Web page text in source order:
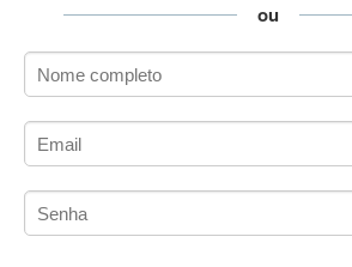
ADK
Administração Acadêmica
Administração de Artistas e Repertórios
Administração de Banco de Dados
Administração de Redes
ou